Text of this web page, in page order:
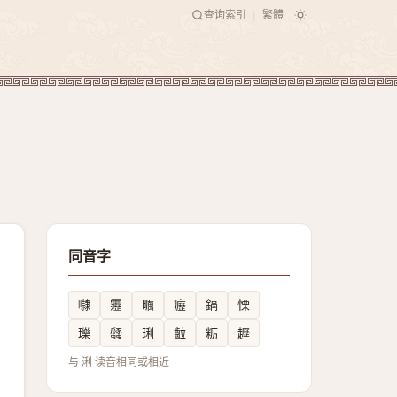
查询索引 繁體
同音字
㘑 靋 曞 癧 鎘
慄
瓅
瓥 琍 䶘 粝 䟐
与 浰 读音相同或相近